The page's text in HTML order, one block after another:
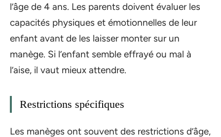
l’âge de 4 ans. Les parents doivent évaluer les
capacités physiques et émotionnelles de leur
enfant avant de les laisser monter sur un
manège. Si l’enfant semble effrayé ou mal à
l’aise, il vaut mieux attendre.
Restrictions spécifiques
Les manèges ont souvent des restrictions d’âge,